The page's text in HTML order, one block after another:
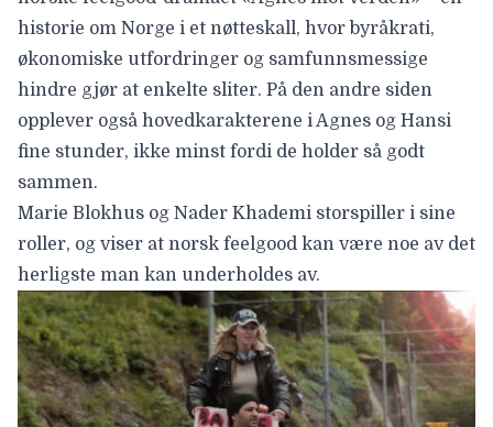
historie om Norge i et nøtteskall, hvor byråkrati,
økonomiske utfordringer og samfunnsmessige
hindre gjør at enkelte sliter. På den andre siden
opplever også hovedkarakterene i Agnes og Hansi
fine stunder, ikke minst fordi de holder så godt
sammen.
Marie Blokhus og Nader Khademi storspiller i sine
roller, og viser at norsk feelgood kan være noe av det
herligste man kan underholdes av.